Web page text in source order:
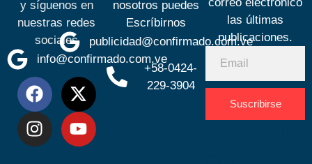
y síguenos en
nuestras redes
sociales
info@confirmado.com.ve
nosotros puedes
Escríbirnos
publicidad@confirmado.com.ve
+58-0424-
229-3904
las últimas
publicaciones.
Suscribirse